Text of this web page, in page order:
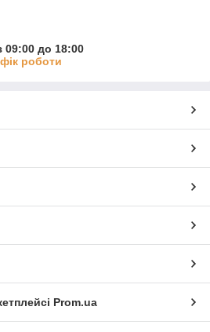
09:00 до 18:00
роботи
Prom.ua